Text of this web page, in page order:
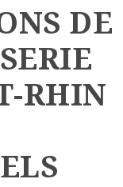
DE
RHIN